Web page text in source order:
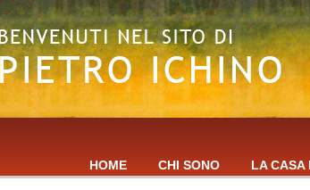
HOME CHI SONO LA CASA